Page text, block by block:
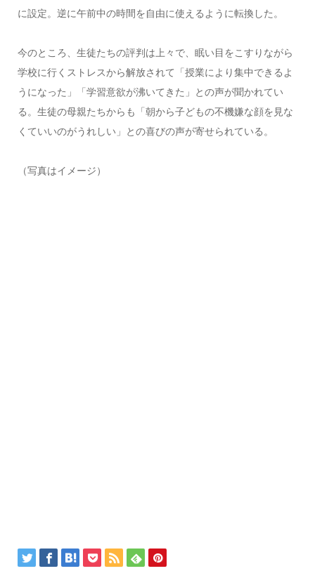
に設定。逆に午前中の時間を自由に使えるように転換した。
今のところ、生徒たちの評判は上々で、眠い目をこすりながら
学校に行くストレスから解放されて「授業により集中できるよ
うになった」「学習意欲が沸いてきた」との声が聞かれてい
る。生徒の母親たちからも「朝から子どもの不機嫌な顔を見な
くていいのがうれしい」との喜びの声が寄せられている。
（写真はイメージ）